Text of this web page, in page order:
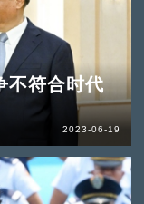
不符合时代
2023-06-19